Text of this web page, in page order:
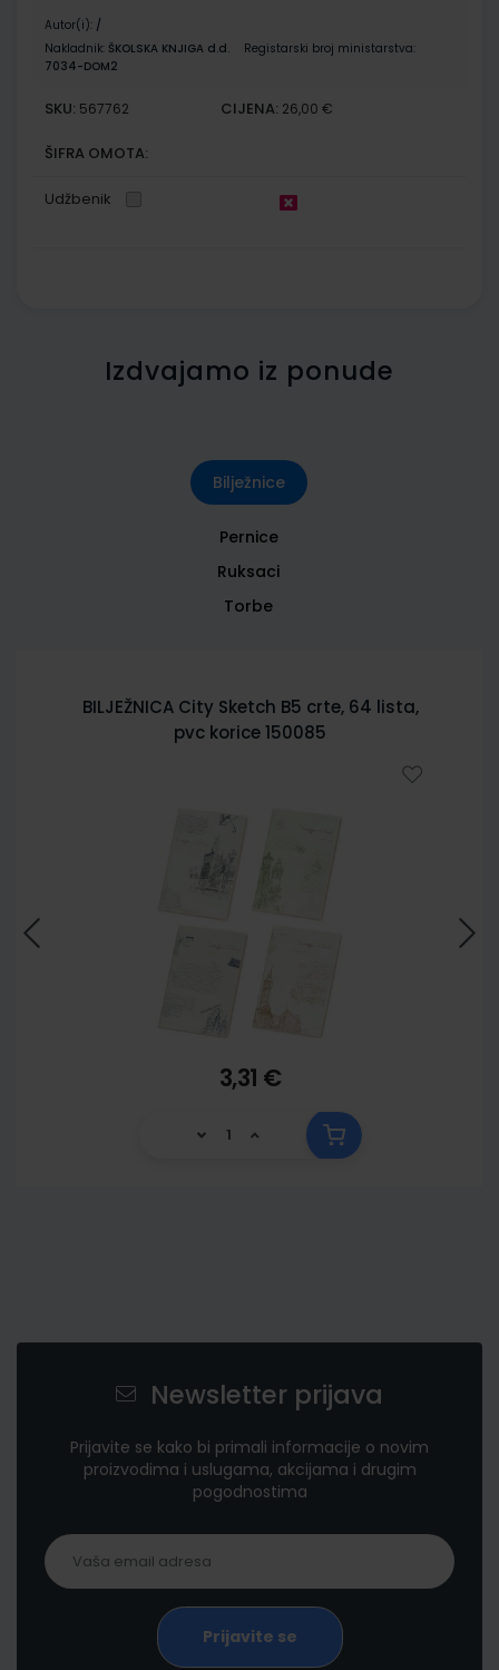
Autor(i): /
Nakladnik: ŠKOLSKA KNJIGA d.d.
Registarski broj ministarstva:
7034-DOM2
SKU: 567762 CIJENA: 26,00 €
ŠIFRA OMOTA:
Udžbenik
Izdvajamo iz ponude
Bilježnice
Pernice
Ruksaci
Torbe
BILJEŽNICA City Sketch B5 crte, 64 lista,
pvc korice 150085
3,31 €
Newsletter prijava
Prijavite se kako bi primali informacije o novim
proizvodima i uslugama, akcijama i drugim
pogodnostima